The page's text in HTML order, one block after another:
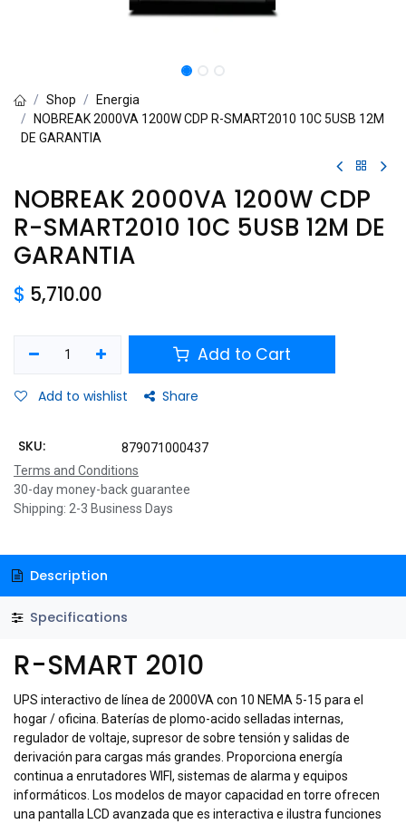
Shop
Energia
NOBREAK 2000VA 1200W CDP R-SMART2010 10C 5USB 12M
DE GARANTIA
NOBREAK 2000VA 1200W CDP
R-SMART2010 10C 5USB 12M DE
GARANTIA
$ 5,710.00
Add to Cart
Add to wishlist Share
SKU:
879071000437
Terms and Conditions
30-day money-back guarantee
Shipping: 2-3 Business Days
Description
Specifications
R-SMART 2010
UPS interactivo de línea de 2000VA con 10 NEMA 5-15 para el
hogar / oficina. Baterías de plomo-acido selladas internas,
regulador de voltaje, supresor de sobre tensión y salidas de
derivación para cargas más grandes. Proporciona energía
continua a enrutadores WIFI, sistemas de alarma y equipos
informáticos. Los modelos de mayor capacidad en torre ofrecen
una pantalla LCD avanzada que es interactiva e ilustra funciones